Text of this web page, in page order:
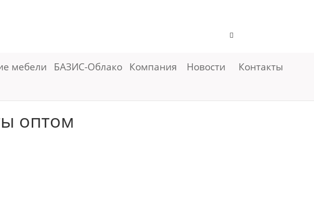
мебели БАЗИС-Облако Компания Новости Контакты
оптом